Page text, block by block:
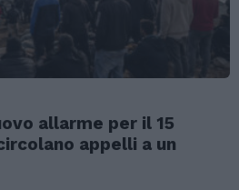
allarme per il 15
appelli a un